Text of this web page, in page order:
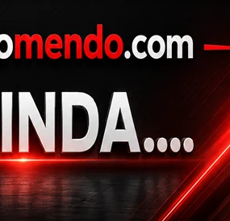
eti 6